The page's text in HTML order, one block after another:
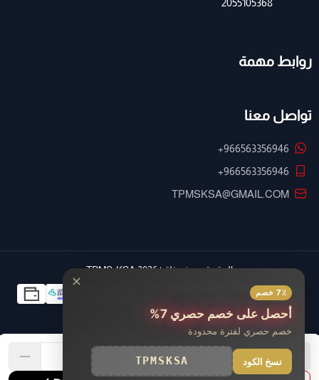
روابط مهمة
تواصل معنا
+966563356946
+966563356946
TPMSKSA@GMAIL.COM
الحقوق محفوظة | 2026 TPMS-KSA
✕
7٪ خصم
أحصل على خصم حصري 7%
خصم حصري لفترة محدودة
TPMSKSA نسخ الكود